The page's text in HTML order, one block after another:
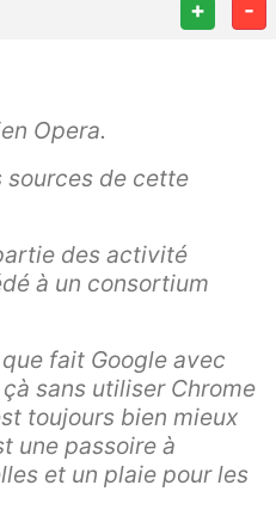
+ -
Opera.
sources de cette
des activité
à un consortium
fait Google avec
sans utiliser Chrome
toujours bien mieux
une passoire à
et un plaie pour les